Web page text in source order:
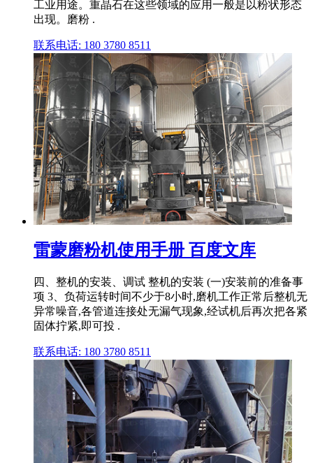
工业用途。重晶石在这些领域的应用一般是以粉状形态
出现。磨粉 .
联系电话: 180 3780 8511
雷蒙磨粉机使用手册 百度文库
四、整机的安装、调试 整机的安装 (一)安装前的准备事
项 3、负荷运转时间不少于8小时,磨机工作正常后整机无
异常噪音,各管道连接处无漏气现象,经试机后再次把各紧
固体拧紧,即可投 .
联系电话: 180 3780 8511